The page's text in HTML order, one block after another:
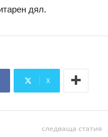
дял.
X
следваща статия